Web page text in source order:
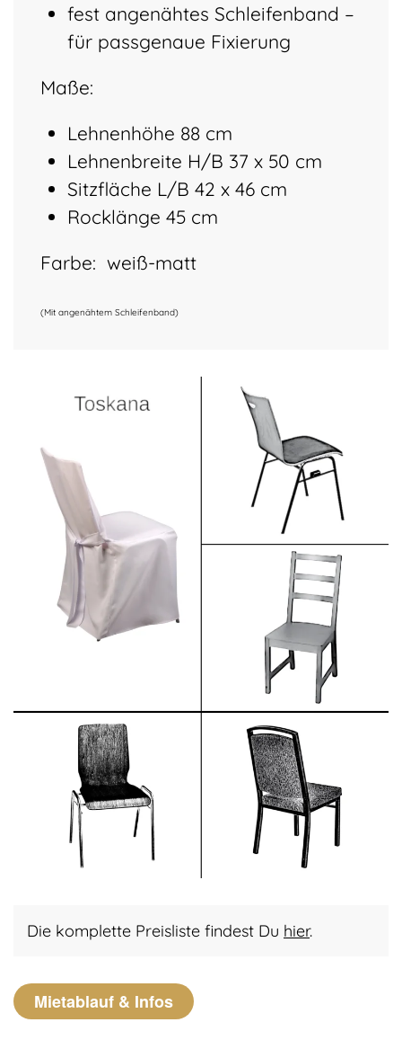
fest angenähtes Schleifenband –
für passgenaue Fixierung
Maße:
Lehnenhöhe 88 cm
Lehnenbreite H/B 37 x 50 cm
Sitzfläche L/B 42 x 46 cm
Rocklänge 45 cm
Farbe: weiß-matt
(Mit angenähtem Schleifenband)
Die komplette Preisliste findest Du hier.
Mietablauf & Infos